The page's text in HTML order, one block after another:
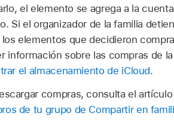
el elemento se agrega a la
Si el organizador de la familia
elementos que decidieron
información sobre las compras de
el almacenamiento de iCloud.
compras, consulta el
de tu grupo de Compartir en